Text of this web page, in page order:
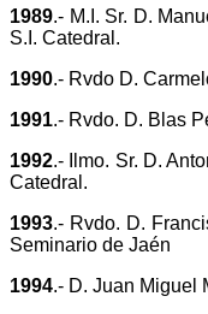
1989.- M.I. Sr. D.
S.I. Catedral.
1990.- Rvdo D.
1991.- Rvdo. D. Blas
1992.- Ilmo. Sr. D.
Catedral.
1993.- Rvdo. D.
Seminario de Jaén
1994.- D. Juan Miguel